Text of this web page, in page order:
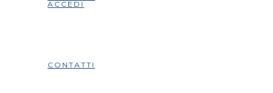
ACCEDI
CONTATTI